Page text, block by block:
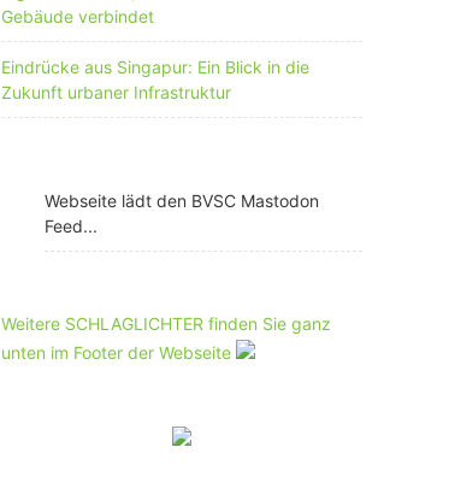
Gebäude verbindet
Eindrücke aus Singapur: Ein Blick in die
Zukunft urbaner Infrastruktur
Webseite lädt den BVSC Mastodon
Feed...
Weitere SCHLAGLICHTER finden Sie ganz
unten im Footer der Webseite